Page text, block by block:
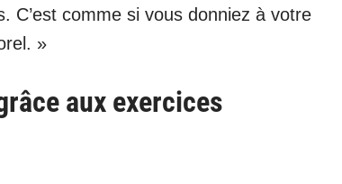
C’est comme si vous donniez à votre
»
aux exercices